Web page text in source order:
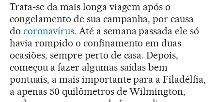
Trata-se da mais longa viagem após o
congelamento de sua campanha, por causa
do coronavírus. Até a semana passada ele só
havia rompido o confinamento em duas
ocasiões, sempre perto de casa. Depois,
começou a fazer algumas saídas bem
pontuais, a mais importante para a Filadélfia,
a apenas 50 quilômetros de Wilmington,